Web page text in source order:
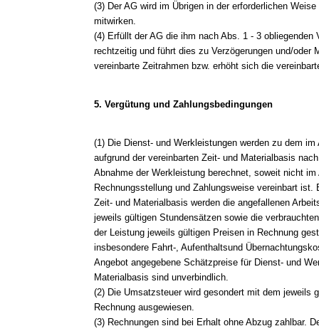
(3) Der AG wird im Übrigen in der erforderlichen
mitwirken.
(4) Erfüllt der AG die ihm nach Abs. 1 - 3 obliegenden
rechtzeitig und führt dies zu Verzögerungen und/oder
vereinbarte Zeitrahmen bzw. erhöht sich die
5. Vergütung und Zahlungsbedingungen
(1) Die Dienst- und Werkleistungen werden zu dem
aufgrund der vereinbarten Zeit- und Materialbasis
Abnahme der Werkleistung berechnet, soweit nicht im
Rechnungsstellung und Zahlungsweise vereinbart
Zeit- und Materialbasis werden die angefallenen
jeweils gültigen Stundensätzen sowie die
der Leistung jeweils gültigen Preisen in Rechnung
insbesondere Fahrt-, Aufenthaltsund
Angebot angegebene Schätzpreise für Dienst- und
Materialbasis sind unverbindlich.
(2) Die Umsatzsteuer wird gesondert mit dem jeweils
Rechnung ausgewiesen.
(3) Rechnungen sind bei Erhalt ohne Abzug zahlbar.